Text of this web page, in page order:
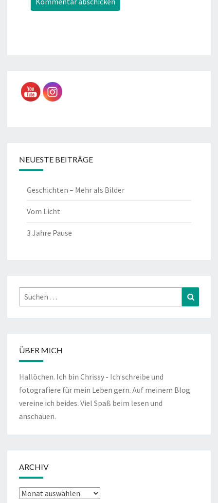
NEUESTE BEITRÄGE
Geschichten – Mehr als Bilder
Vom Licht
3 Jahre Pause
Suchen
nach:
ÜBER MICH
Hallöchen. Ich bin Chrissy - Ich schreibe und
fotografiere für mein Leben gern. Auf meinem Blog
vereine ich beides. Viel Spaß beim lesen und
anschauen.
ARCHIV
Archiv